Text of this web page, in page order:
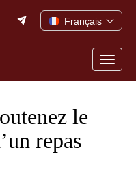
Français
le
repas